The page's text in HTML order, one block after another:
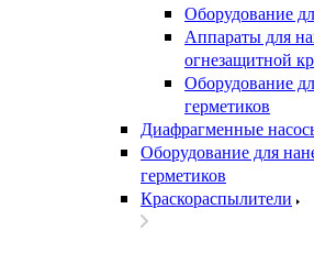
Оборудование
Аппараты для
огнезащитной
Оборудование
герметиков
Диафрагменные
Оборудование для
герметиков
Краскораспылители